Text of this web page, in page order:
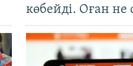
көбейді. Оған не